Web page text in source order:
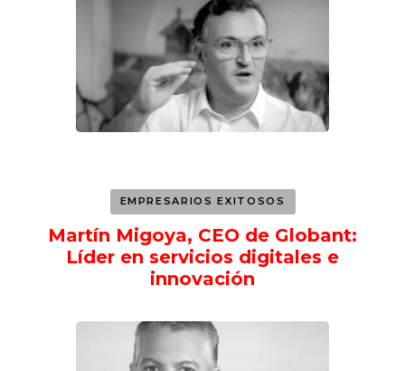
EMPRESARIOS EXITOSOS
Martín Migoya, CEO de Globant:
Líder en servicios digitales e
innovación